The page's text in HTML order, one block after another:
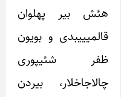
هئش بیر پهلوان
قالمیییبدی و بویون
ظفر شئیپوری
چالاجاخلار، بیردن